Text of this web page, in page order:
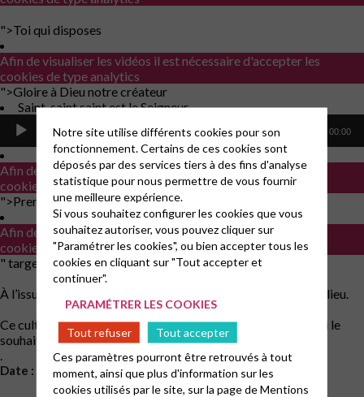
">Toi qui disposes
Afin de visualiser les vidéos il est nécessaire d'accepter les
cookies de type analytics
">Gloire à Dieu notre créateur
Saint, saint saint est le SeigneurLecteur
00:00 00:00
Afin de visualiser les vidéos il est nécessaire d'accepter les
cookies de type analytics
">Prends ma main dans la tienne
Afin de visualiser les vidéos il est nécessaire d'accepter les
cookies de type analytics
" target="_blank" rel="noopener">Rien ne pourra jamais
À l’issue du culte, une vente de plats cuisinés malgache aura lieu.
Ce culte sera suivi d’un repas partagé pour celles et ceux qui le
souhaitent.
.
Date :
Notre site utilise différents cookies pour son
fonctionnement. Certains de ces cookies sont
déposés par des services tiers à des fins d'analyse
statistique pour nous permettre de vous fournir
une meilleure expérience.
Si vous souhaitez configurer les cookies que vous
souhaitez autoriser, vous pouvez cliquer sur
"Paramétrer les cookies", ou bien accepter tous les
cookies en cliquant sur "Tout accepter et
continuer".
PARAMÉTRER LES COOKIES
Tout refuser
Tout accepter
Ces paramètres pourront être retrouvés à tout
moment, ainsi que plus d'information sur les
cookies utilisés par le site, sur la page deMentions